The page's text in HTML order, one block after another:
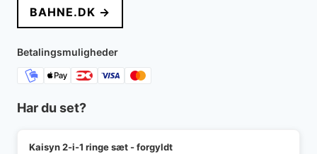
BAHNE.DK →
Betalingsmuligheder
Har du set?
Kaisyn 2-i-1 ringe sæt - forgyldt